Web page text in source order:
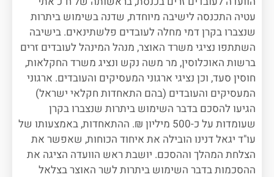
עטיה התכנסה לישיבה מיוחדת, שדנה בשימוש ביתרות
שנצברו בקרן דמי מחלה לעובדים פלשתינאים. בישיבה
השתתפו נציגי משרד האוצר, מנהל המינהל לעובדים זרים
ברשות האוכלוסין, מר משה נקש ונציג משרד החקלאות,
חוסין סעד, וכן נציגי ארגוני המעסיקים והעובדים. ארגוני
המעסיקים והעובדים (בהם התאחדות חקלאי ישראל)
הגיעו להסכם בדבר השימוש ביתרות שנצברו בקרן
שעומדות על כ-500 מיליון ₪. ההתאחדות, באמצעותו של
עו"ד יגאל דנינו הובילה את איחוד הכוחות, שאפשר את
הצלחת המהלך וההסכם. יושבת ראש הוועדה הציגה את
ההסכמות בדבר השימוש ביתרות לשר האוצר בצלאל